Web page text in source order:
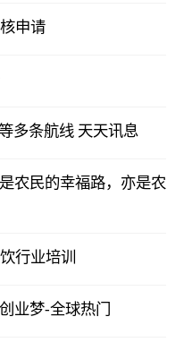
申请
多条航线 天天讯息
农民的幸福路，亦是农
行业培训
业梦-全球热门